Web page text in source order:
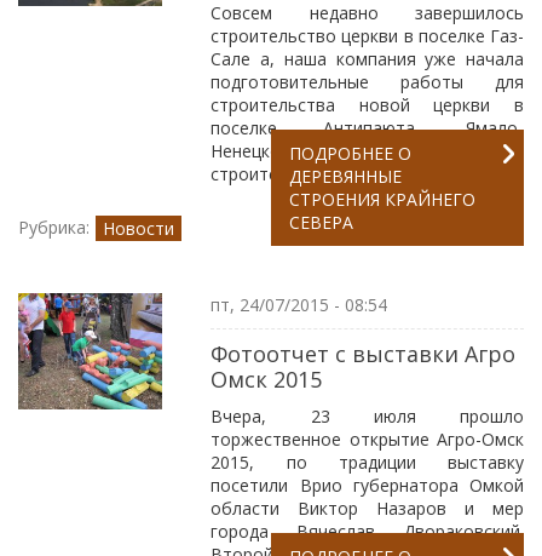
Совсем недавно завершилось
строительство церкви в поселке Газ-
Сале а, наша компания уже начала
подготовительные работы для
строительства новой церкви в
поселке Антипаюта, Ямало-
Ненецкого АО. Проект для
строительства...
Рубрика: Новости
ПОДРОБНЕЕ О
ДЕРЕВЯННЫЕ
СТРОЕНИЯ КРАЙНЕГО
СЕВЕРА
пт, 24/07/2015 - 08:54
Фотоотчет с выставки Агро
Омск 2015
Вчера, 23 июля прошло
торжественное открытие Агро-Омск
2015, по традиции выставку
посетили Врио губернатора Омкой
области Виктор Назаров и мер
города Вячеслав Двораковский.